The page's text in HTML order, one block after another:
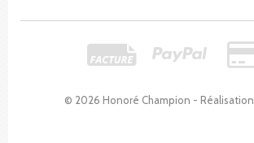
© 2026 Honoré Champion - Réalisation